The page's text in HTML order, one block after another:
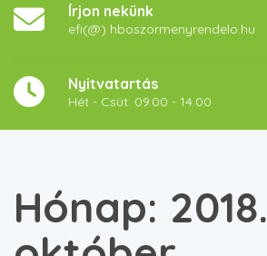
Írjon nekünk
efi(@) hboszormenyrendelo.hu
Nyitvatartás
Hét - Csüt: 09.00 - 14.00
Hónap: 2018.